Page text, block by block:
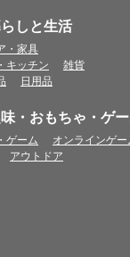
送料等を除く）となりま
金のご請求月と異なる
一部の法人カード等に
クセスした場合は、ポ
アムポイント付与の対
ト付与の対象となりませ
ごとにポイントUPモ
して景品等に交換できま
ださい。
対象外となります。
自動的にショップアプ
しと生活
・家具
キッチン
雑貨
日用品
・おもちゃ・ゲ
ゲーム
オンラインゲー
アウトドア